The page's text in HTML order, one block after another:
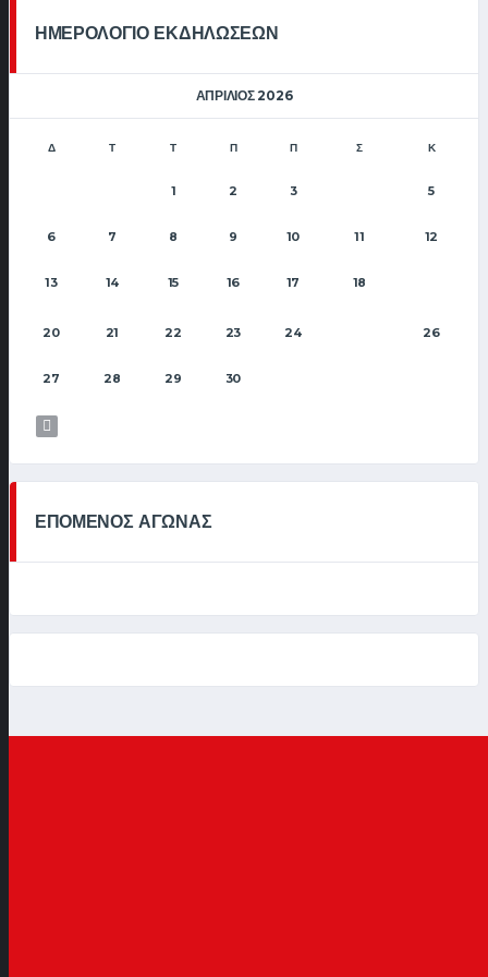
ΗΜΕΡΟΛΟΓΙΟ ΕΚΔΗΛΩΣΕΩΝ
ΑΠΡΊΛΙΟΣ 2026
Δ Τ Τ Π Π Σ Κ
1 2 3 5
6 7 8 9 10 11 12
13 14 15 16 17 18
20 21 22 23 24 26
27 28 29 30
ΕΠΟΜΕΝΟΣ ΑΓΩΝΑΣ